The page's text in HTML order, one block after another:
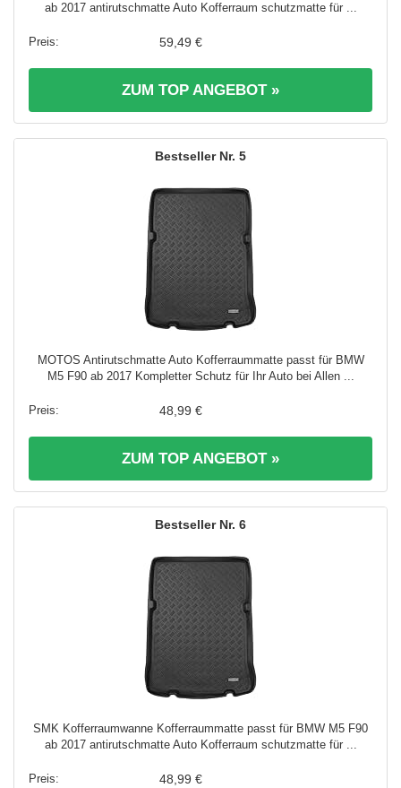
ab 2017 antirutschmatte Auto Kofferraum schutzmatte für ...
59,49 €
ZUM TOP ANGEBOT »
5
MOTOS Antirutschmatte Auto Kofferraummatte passt für BMW
M5 F90 ab 2017 Kompletter Schutz für Ihr Auto bei Allen ...
48,99 €
ZUM TOP ANGEBOT »
6
SMK Kofferraumwanne Kofferraummatte passt für BMW M5 F90
ab 2017 antirutschmatte Auto Kofferraum schutzmatte für ...
48,99 €